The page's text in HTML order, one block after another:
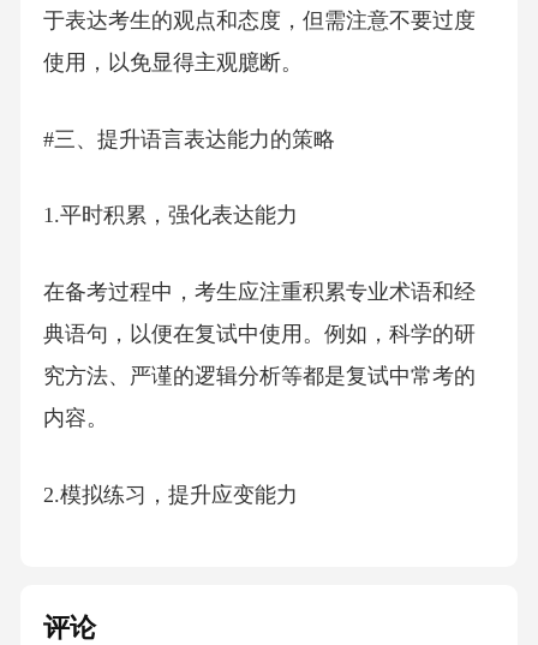
于表达考生的观点和态度，但需注意不要过度
使用，以免显得主观臆断。
#三、提升语言表达能力的策略
1.平时积累，强化表达能力
在备考过程中，考生应注重积累专业术语和经
典语句，以便在复试中使用。例如，科学的研
究方法、严谨的逻辑分析等都是复试中常考的
内容。
2.模拟练习，提升应变能力
言表达的练习。这不仅有助于提高语言表达的
评论